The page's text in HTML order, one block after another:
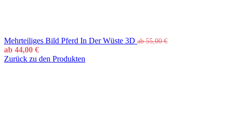
Mehrteiliges Bild Pferd In Der Wüste 3D ab55,00€
ab 44,00 €
Zurück zu den Produkten